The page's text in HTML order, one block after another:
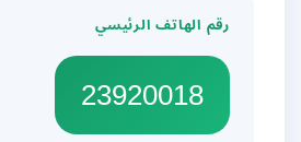
رقم الهاتف الرئيسي
23920018